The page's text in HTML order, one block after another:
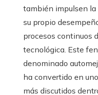
también impulsen
su propio
procesos continuos
tecnológica. Este
denominado
ha convertido en
más discutidos